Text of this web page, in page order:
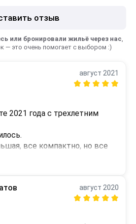
отзыв
или бронировали жильё через нас,
— это очень помогает с выбором :)
август 2021
2021 года с трехлетним
все компактно, но все
отдыха, детский домик с
просторный со всеми
есть магазины, аптеки,
август 2020